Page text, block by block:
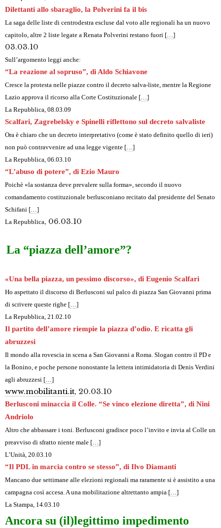
Dilettanti allo sbaraglio, la Polverini fa il bis
La saga delle liste di centrodestra escluse dal voto alle regionali ha un nuovo
capitolo, altre 2 liste legate a Renata Polverini restano fuori […]
03.03.10
Sull’argomento leggi anche:
“La reazione al sopruso”, di Aldo Schiavone
Cresce la protesta nelle piazze contro il decreto salva-liste, mentre la Regione
Lazio approva il ricorso alla Corte Costituzionale […]
La Repubblica, 08.03.09
Scalfari, Zagrebelsky e Spinelli riflettono sul decreto salvaliste
Ora è chiaro che un decreto interpretativo (come è stato definito quello di ieri)
non può contravvenire ad una legge vigente […]
La Repubblica, 06.03.10
“L’abuso di potere”, di Ezio Mauro
Poichè «la sostanza deve prevalere sulla forma», secondo il nuovo
comandamento costituzionale berlusconiano recitato dal presidente del Senato
Schifani […]
La Repubblica, 06.03.10
La “piazza dell’amore”?
«Una bella piazza, un pessimo discorso», di Eugenio Scalfari
Ho aspettato il discorso di Berlusconi sul palco di piazza San Giovanni prima
di scrivere queste righe […]
La Repubblica, 21.02.10
Il partito dell’amore riempie la piazza d’odio. E ricatta gli
abruzzesi
Il mondo alla rovescia in scena a San Giovanni a Roma. Slogan contro il PD e
la Bonino, e poche persone nonostante la lettera intimidatoria di Denis Verdini
agli abruzzesi […]
www.mobilitanti.it, 20.03.10
Berlusconi minaccia il Colle. “Se vinco elezione diretta”, di Nini
Andriolo
Altro che abbassare i toni. Berlusconi gradisce poco l’invito e invia al Colle un
preavviso di sfratto niente male […]
L’Unità, 20.03.10
“Il PDL in marcia contro se stesso”, di Ilvo Diamanti
Mancano due settimane alle elezioni regionali ma raramente si è assistito a una
campagna così accesa. A una mobilitazione altrettanto ampia […]
La Stampa, 14.03.10
Ancora su (il)legittimo impedimento